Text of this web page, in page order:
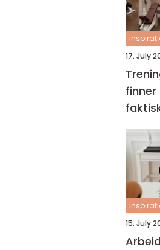
17. July
15. July